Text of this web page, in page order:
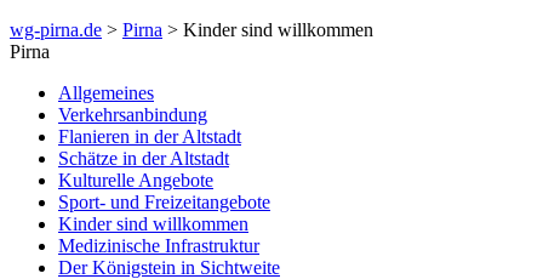
wg-pirna.de > Pirna > Kinder sind willkommen
Pirna
Allgemeines
Verkehrsanbindung
Flanieren in der Altstadt
Schätze in der Altstadt
Kulturelle Angebote
Sport- und Freizeitangebote
Kinder sind willkommen
Medizinische Infrastruktur
Der Königstein in Sichtweite